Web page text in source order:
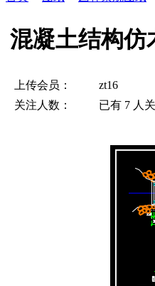
混凝土结构仿
上传会员： zt16
关注人数：
已有 7 人